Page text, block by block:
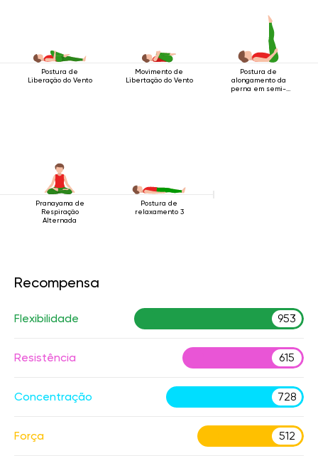
Postura de
Liberação do Vento
Movimento de
Libertação do Vento
Postura de
alongamento da
perna em semi-
Pranayama de
Respiração
Alternada
Postura de
relaxamento 3
Recompensa
Flexibilidade 953
Resistência 615
Concentração 728
Força 512